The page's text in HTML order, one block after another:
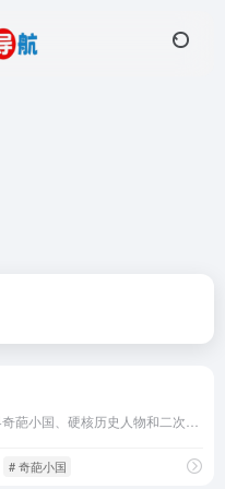
# 奇葩小国